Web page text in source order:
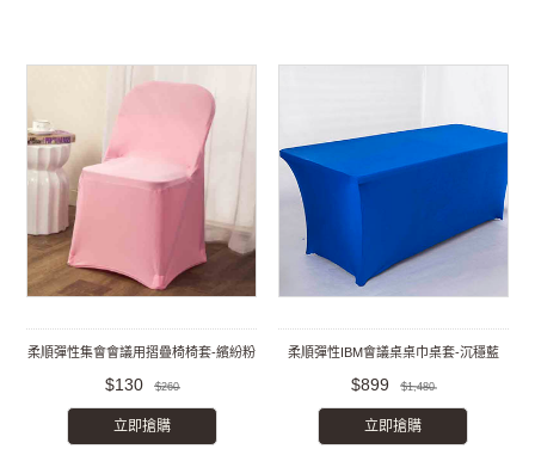
柔順彈性集會會議用摺疊椅椅套-繽紛粉
$130 $260
立即搶購
柔順彈性IBM會議桌桌巾桌套-沉穩藍
$899 $1,480
立即搶購